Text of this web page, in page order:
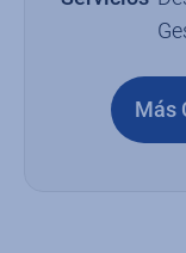
Más